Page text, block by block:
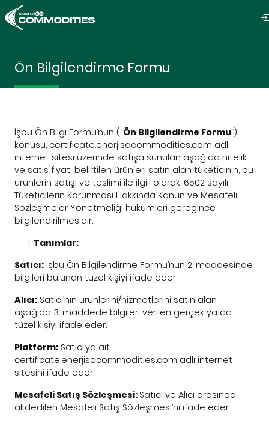
Ön Bilgilendirme Formu
İşbu Ön Bilgi Formu’nun (“Ön Bilgilendirme Formu”)
konusu, certificate.enerjisacommodities.com adlı
internet sitesi üzerinde satışa sunulan aşağıda nitelik
ve satış fiyatı belirtilen ürünleri satın alan tüketicinin, bu
ürünlerin satışı ve teslimi ile ilgili olarak, 6502 sayılı
Tüketicilerin Korunması Hakkında Kanun ve Mesafeli
Sözleşmeler Yönetmeliği hükümleri gereğince
bilgilendirilmesidir.
Tanımlar:
Satıcı: işbu Ön Bilgilendirme Formu’nun 2. maddesinde
bilgileri bulunan tüzel kişiyi ifade eder.
Alıcı: Satıcı’nın ürünlerini/hizmetlerini satın alan
aşağıda 3. maddede bilgileri verilen gerçek ya da
tüzel kişiyi ifade eder.
Platform: Satıcı’ya ait
certificate.enerjisacommodities.com adlı internet
sitesini ifade eder.
Mesafeli Satış Sözleşmesi: Satıcı ve Alıcı arasında
akdedilen Mesafeli Satış Sözleşmesi’ni ifade eder.